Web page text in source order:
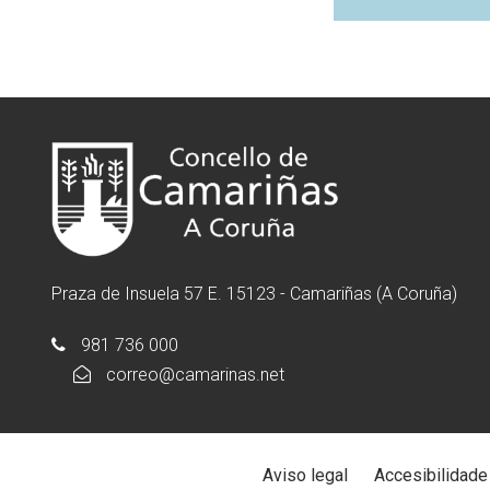
Praza de Insuela 57 E. 15123 - Camariñas (A Coruña)
981 736 000
correo@camarinas.net
Aviso legal Accesibilidade